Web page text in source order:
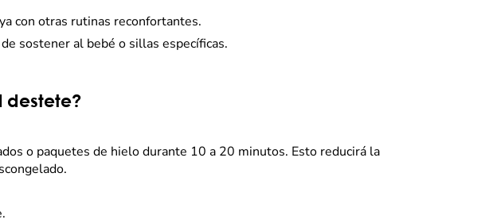
con otras rutinas reconfortantes.
sostener al bebé o sillas específicas.
destete?
o paquetes de hielo durante 10 a 20 minutos. Esto reducirá la